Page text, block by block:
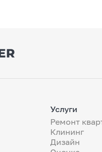
Услуги
Ремонт
Клининг
Дизайн